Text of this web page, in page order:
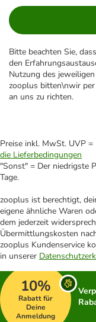
Bitte beachten Sie,
den
Nutzung des
zooplus bitten\nwir
an uns zu richten.
Preise inkl. MwSt. UVP
die Lieferbedingungen
"Sonst" = Der niedrigste
Tage.
zooplus ist berechtigt,
eigene ähnliche Waren
dem jederzeit
Übermittlungskosten
zooplus Kundenservice
in unserer
10%
Rabatt für
Deine
Anmeldung